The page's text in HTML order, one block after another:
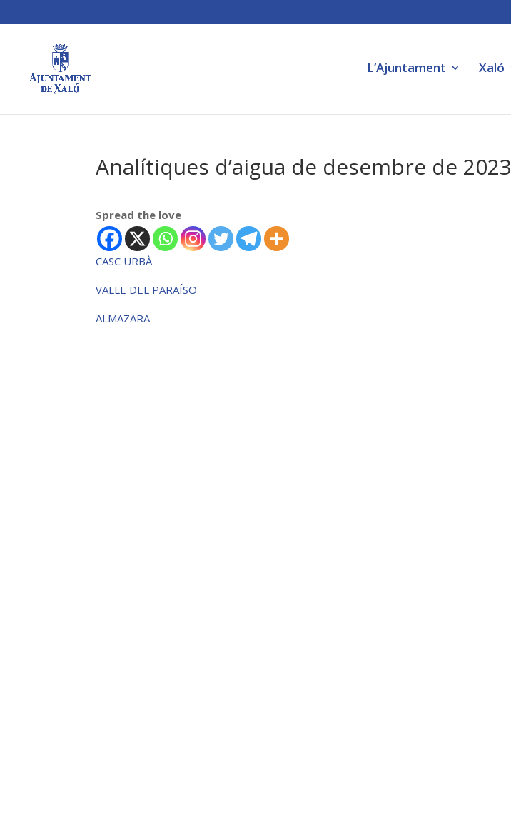
L’Ajuntament Xaló
Analítiques d’aigua de desembre de 2023
Spread the love
CASC URBÀ
VALLE DEL PARAÍSO
ALMAZARA